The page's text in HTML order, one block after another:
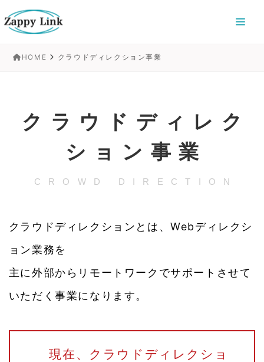
HOME クラウドディレクション事業
クラウドディレク
ション事業
CROWD DIRECTION
クラウドディレクションとは、Webディレクシ
ョン業務を
主に外部からリモートワークでサポートさせて
いただく事業になります。
現在、クラウドディレクショ